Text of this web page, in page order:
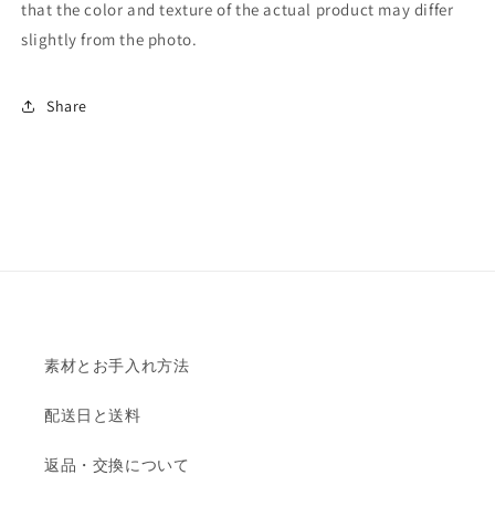
that the color and texture of the actual product may differ
slightly from the photo.
Share
素材とお手入れ方法
配送日と送料
返品・交換について